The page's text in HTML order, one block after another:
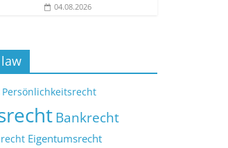
04.08.2026
Bankrecht
Eigentumsrecht